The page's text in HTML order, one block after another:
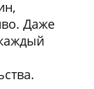
Даже